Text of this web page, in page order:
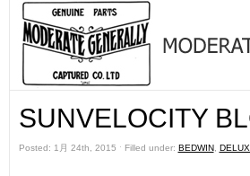
SUNVELOCITY
Posted: 1月 24th, 2015 ˑ Filled under: BEDWIN,